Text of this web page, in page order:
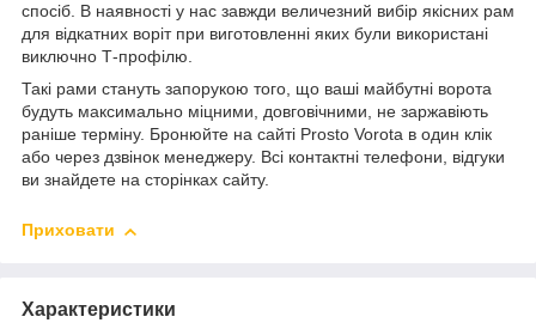
спосіб. В наявності у нас завжди величезний вибір якісних рам
для відкатних воріт при виготовленні яких були використані
виключно Т-профілю.
Такі рами стануть запорукою того, що ваші майбутні ворота
будуть максимально міцними, довговічними, не заржавіють
раніше терміну. Бронюйте на сайті Prosto Vorota в один клік
або через дзвінок менеджеру. Всі контактні телефони, відгуки
ви знайдете на сторінках сайту.
Приховати
Характеристики